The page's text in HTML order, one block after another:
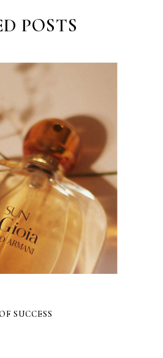
POSTS
SUCCESS